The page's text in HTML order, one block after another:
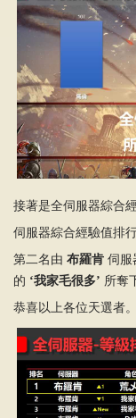
接著是全伺服器綜合
伺服器綜合經驗值排
第二名由 布羅肯伺服
的 ‘我家毛很多’ 所奪
恭喜以上各位天選者。